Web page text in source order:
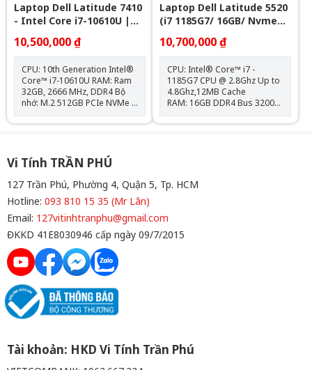
Laptop Dell Latitude 7410
- Intel Core i7-10610U |
32GB | Nvme 512GB - 14
inch Full HD
10,500,000 ₫
CPU: 10th Generation Intel®
Core™ i7-10610U RAM: Ram
32GB, 2666 MHz, DDR4 Bộ
nhớ: M.2 512GB PCIe NVMe
Card: Intel® UHD Graphics
620 Màn hình: 14.0" FHD
Laptop Dell Latitude 5520
(i7 1185G7/ 16GB/ Nvme
256GB/ 15.6" FHD)
10,700,000 ₫
CPU: Intel® Core™ i7 -
1185G7 CPU @ 2.8Ghz Up to
4.8Ghz,12MB Cache
RAM: 16GB DDR4 Bus 3200
MHz Ổ cứng: 256GB PCIe®
SSD VGA: Intel® Iris® Xe
2.0, 1 RJ-45 Ethernet, 1x jack
tai nghe 3.5, 1x thẻ nhớ SD
Hành: Phần cứng 12 Tháng
(Pin + Sạc 06 Tháng) Tặng:
Balo + Chuột Bluetooth + Lót
Vi Tính TRẦN PHÚ
127 Trần Phú, Phường 4, Quận 5, Tp. HCM
Hotline: 093 810 15 35 (Mr Lân)
Email: 127vitinhtranphu@gmail.com
ĐKKD 41E8030946 cấp ngày 09/7/2015
Tài khoản: HKD Vi Tính Trần Phú